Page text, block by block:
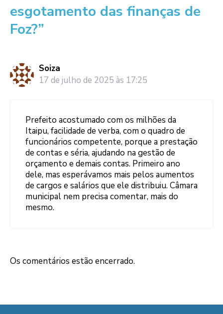
esgotamento das finanças de
Foz?”
Soiza
17 de julho de 2025 às 17:25
Prefeito acostumado com os milhões da
Itaipu, facilidade de verba, com o quadro de
funcionários competente, porque a prestação
de contas e séria, ajudando na gestão de
orçamento e demais contas. Primeiro ano
dele, mas esperávamos mais pelos aumentos
de cargos e salários que ele distribuiu. Câmara
municipal nem precisa comentar, mais do
mesmo.
Os comentários estão encerrado.